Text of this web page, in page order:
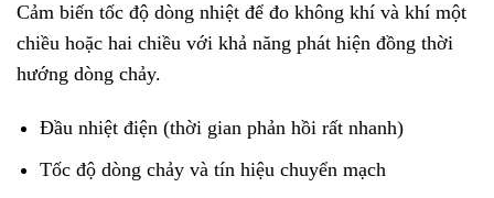
Cảm biến tốc độ dòng nhiệt để đo không khí và khí một
chiều hoặc hai chiều với khả năng phát hiện đồng thời
hướng dòng chảy.
Đầu nhiệt điện (thời gian phản hồi rất nhanh)
Tốc độ dòng chảy và tín hiệu chuyển mạch